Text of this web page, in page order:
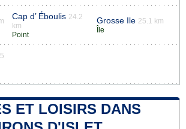
Cap d’ Éboulis 24.2
km
Point
Grosse Ile 25.1 km
Île
ET LOISIRS DANS